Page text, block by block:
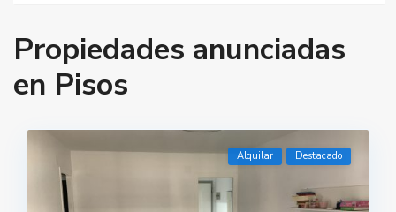
Propiedades anunciadas
en Pisos
Alquilar Destacado